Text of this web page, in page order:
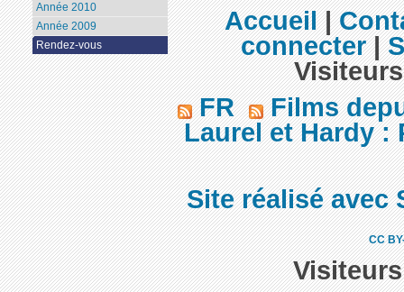
Année 2010
Année 2009
Rendez-vous
Accueil|
connecter|
FR
Films
Laurel et Hardy :
Site réalisé avec
CC